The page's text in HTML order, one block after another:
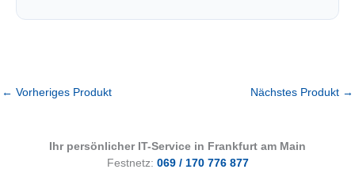
← Vorheriges Produkt Nächstes Produkt →
Ihr persönlicher IT-Service in Frankfurt am Main
Festnetz: 069 / 170 776 877